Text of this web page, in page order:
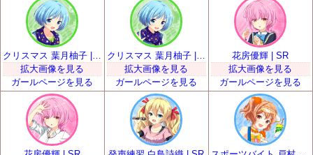
拡大画像を見る
ガールページを見る
クリスマス 葉月柚子 | SR
拡大画像を見る
ガールページを見る
花房優輝 | SR
拡大画像を見る
ガールページを見る